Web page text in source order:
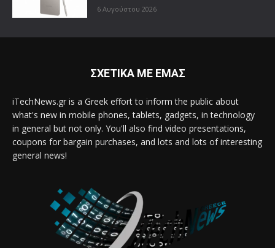
6 Αυγούστου 2026
ΣΧΕΤΙΚΑ ΜΕ ΕΜΑΣ
iTechNews.gr is a Greek effort to inform the public about
what's new in mobile phones, tablets, gadgets, in technology
in general but not only. You'll also find video presentations,
coupons for bargain purchases, and lots and lots of interesting
general news!